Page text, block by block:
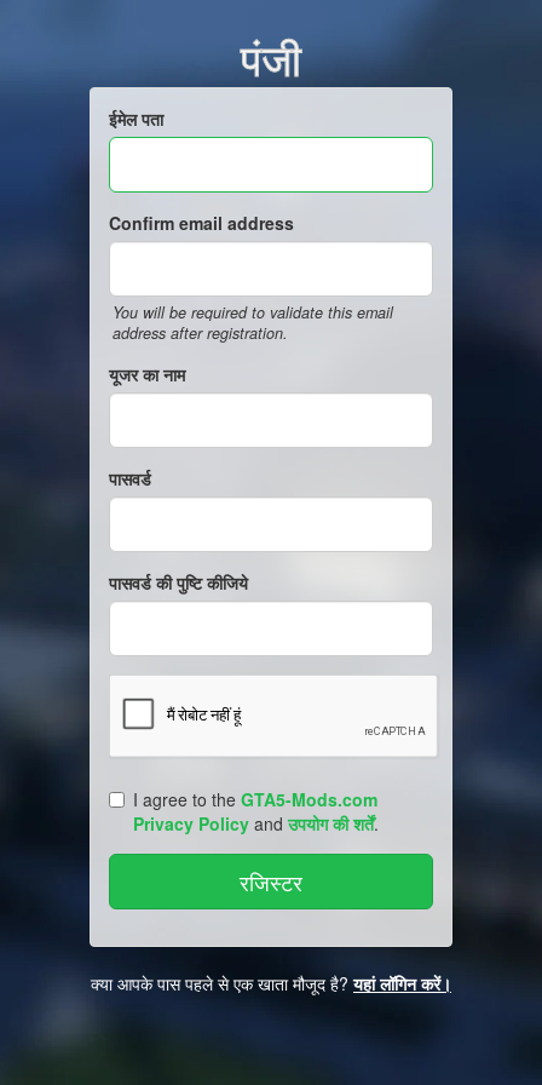
पंजी
ईमेल पता
Confirm email address
You will be required to validate this email
address after registration.
यूजर का नाम
पासवर्ड
पासवर्ड की पुष्टि कीजिये
I agree to the GTA5-Mods.com
Privacy Policy andउपयोग की शर्तें.
क्या आपके पास पहले से एक खाता मौजूद है?यहां लॉगिन करें।